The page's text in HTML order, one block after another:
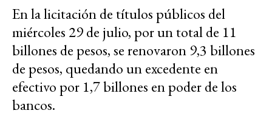
En la licitación de títulos públicos del
miércoles 29 de julio, por un total de 11
billones de pesos, se renovaron 9,3 billones
de pesos, quedando un excedente en
efectivo por 1,7 billones en poder de los
bancos.